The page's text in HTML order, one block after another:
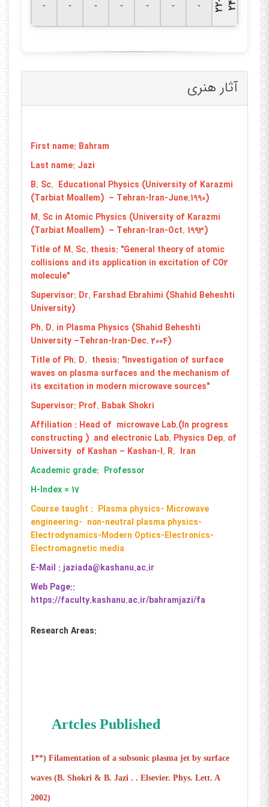
۲
۲
-
۲ ۴ -
-
-
-
-
-
-
آثار هنری
First name: Bahram
Last name: Jazi
B. Sc. Educational Physics (University of Karazmi
(Tarbiat Moallem) – Tehran-Iran-June.1990)
M. Sc in Atomic Physics (University of Karazmi
(Tarbiat Moallem) – Tehran-Iran-Oct. 1993)
Title of M. Sc. thesis: "General theory of atomic
collisions and its application in excitation of CO2
molecule"
Supervisor: Dr. Farshad Ebrahimi (Shahid Beheshti
University)
Ph. D. in Plasma Physics (Shahid Beheshti
University –Tehran-Iran-Dec. 2004)
Title of Ph. D. thesis: "Investigation of surface
waves on plasma surfaces and the mechanism of
its excitation in modern microwave sources"
Supervisor: Prof. Babak Shokri
Affiliation : Head of microwave Lab.(In progress
constructing ) and electronic Lab. Physics Dep. of
University of Kashan – Kashan-I. R. Iran
Academic grade: Professor
H-Index = 17
Course taught : Plasma physics- Microwave
engineering- non-neutral plasma physics-
Electrodynamics-Modern Optics-Electronics-
Electromagnetic media
E-Mail : jaziada@kashanu.ac.ir
Web Page::
https://faculty.kashanu.ac.ir/bahramjazi/fa
Research Areas:
Artcles Published
1**) Filamentation of a subsonic plasma jet by surface
waves (B. Shokri & B. Jazi . . Elsevier. Phys. Lett. A
2002)